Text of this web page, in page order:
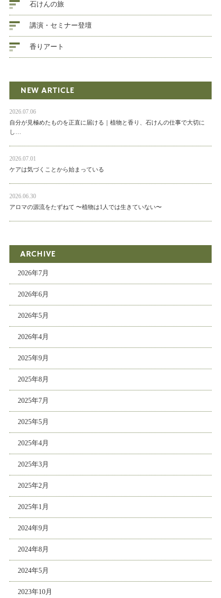
石けんの旅
講演・セミナー登壇
香りアート
NEW ARTICLE
2026.07.06
自分が見極めたものを正直に届ける｜植物と香り、石けんの仕事で大切に
し…
2026.07.01
ケアは気づくことから始まっている
2026.06.30
アロマの源流をたずねて 〜植物は1人では生きていない〜
ARCHIVE
2026年7月
2026年6月
2026年5月
2026年4月
2025年9月
2025年8月
2025年7月
2025年5月
2025年4月
2025年3月
2025年2月
2025年1月
2024年9月
2024年8月
2024年5月
2023年10月